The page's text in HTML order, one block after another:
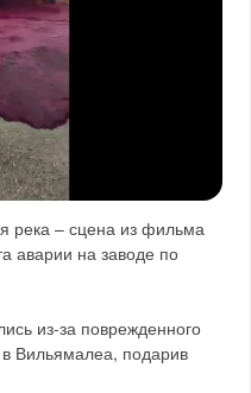
река – сцена из фильма
аварии на заводе по
из-за поврежденного
Вильямалеа, подарив